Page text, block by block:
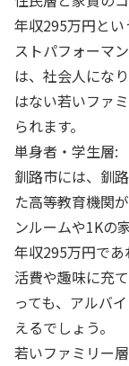
年収295万円と
ストパフォーマ
は、社会人にな
はない若いファ
られます。
単身者・学生層:
釧路市には、釧
た高等教育機関
ンルームや1Kの
年収295万円で
活費や趣味に充
っても、アルバ
えるでしょう。
若いファミリー